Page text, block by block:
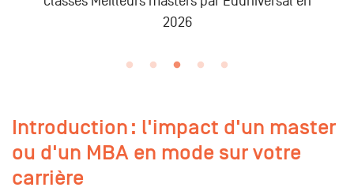
Introduction : l'impact d'un master
ou d'un MBA en mode sur votre
carrière